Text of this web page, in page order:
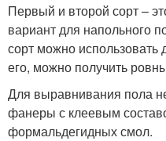
Первый и второй сорт –
вариант для напольного
сорт можно использовать
его, можно получить
Для выравнивания пола
фанеры с клеевым
формальдегидных смол.